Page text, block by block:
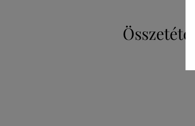
Összetétel